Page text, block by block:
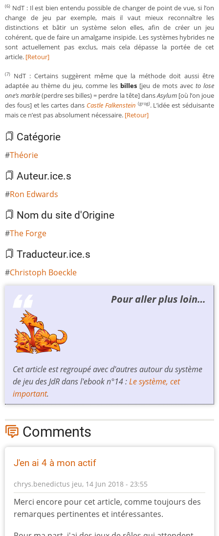
(6) NdT : Il est bien entendu possible de changer de point de vue, si l’on
change de jeu par exemple, mais il vaut mieux reconnaître les
distinctions et bâtir un système selon elles, afin de créer un jeu
cohérent, que de faire un amalgame insipide. Les systèmes hybrides ne
sont actuellement pas exclus, mais cela dépasse la portée de cet
article. [Retour]
(7)
NdT : Certains suggèrent même que la méthode doit aussi être
adaptée au thème du jeu, comme les billes [jeu de mots avec to lose
one’s marble(perdre ses billes) = perdre la tête] dansAsylum[où l’on joue
des fous] et les cartes dans Castle Falkenstein (grog). L’idée est séduisante
mais ce n’est pas absolument nécessaire. [Retour]
Catégorie
Théorie
Auteur.ice.s
Ron Edwards
Nom du site d'Origine
The Forge
Traducteur.ice.s
Christoph Boeckle
Pour aller plus loin…
Cet article est regroupé avec d'autres autour du système
de jeu des JdR dans l'ebook n°14 :Le système, cet
important.
Comments
J'en ai 4 à mon actif
chrys.benedictus jeu, 14 Jun 2018 - 23:55
Merci encore pour cet article, comme toujours des
remarques pertinentes et intéressantes.